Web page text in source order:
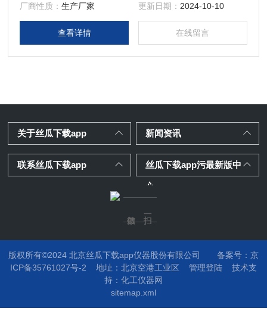
热仪。
厂商性质：生产厂家 更新日期： 2024-10-10
查看详情 在线留言
关于丝瓜下载app 新闻资讯
联系丝瓜下载app 丝瓜下载app污最新版中
心
版权所有©2024 北京丝瓜下载app仪器股份有限公司
备案号：京
ICP备35761027号-2
地址： 北京空港工业区 管理登陆技术支
持： 化工仪器网
sitemap.xml